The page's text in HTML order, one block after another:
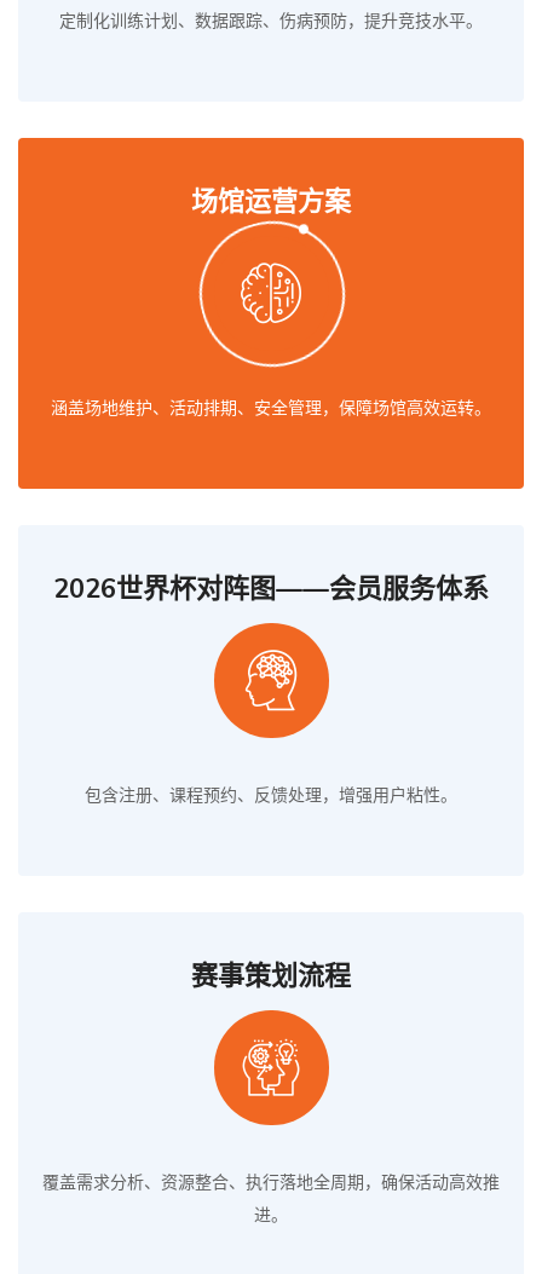
定制化训练计划、数据跟踪、伤病预防，提升竞技水平。
场馆运营方案
涵盖场地维护、活动排期、安全管理，保障场馆高效运转。
2026世界杯对阵图——会员服务体系
包含注册、课程预约、反馈处理，增强用户粘性。
赛事策划流程
覆盖需求分析、资源整合、执行落地全周期，确保活动高效推
进。